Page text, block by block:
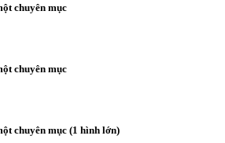
chuyên mục
chuyên mục
chuyên mục (1 hình lớn)